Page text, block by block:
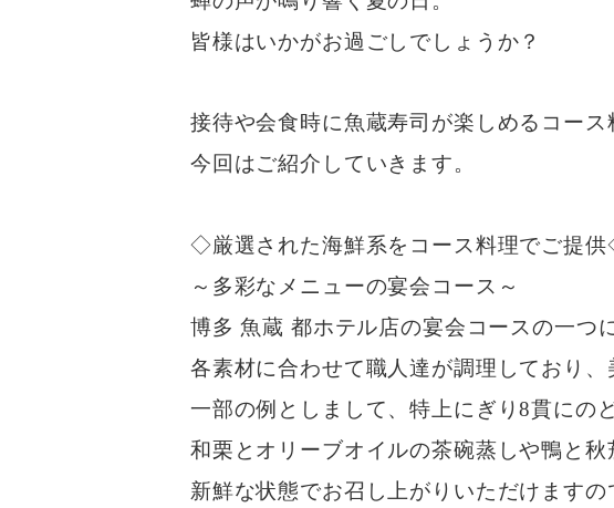
皆様はいかがお過ごしでしょうか？
接待や会食時に魚蔵寿司が楽しめるコース
今回はご紹介していきます。
◇厳選された海鮮系をコース料理でご提
～多彩なメニューの宴会コース～
博多 魚蔵 都ホテル店の宴会コースの一つ
各素材に合わせて職人達が調理しており
一部の例としまして、特上にぎり8貫にの
和栗とオリーブオイルの茶碗蒸しや鴨と秋
新鮮な状態でお召し上がりいただけますの